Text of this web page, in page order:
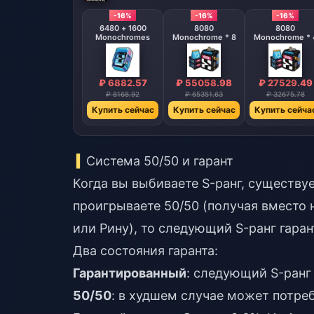
-16%
6480 + 1600
Monochromes
₽ 6882.57
₽ 8168.92
Купить сейчас
-16%
8080
Monochrome * 8
₽ 55058.98
₽ 65351.63
Купить сейчас
-16%
8080
Monochrome *
₽ 27529.49
₽ 32675.78
Купить
Система 50/50 и гарант
Когда вы выбиваете S-ранг,
проигрываете 50/50 (получая вместо
или Рину), то следующий S-ранг
Два состояния гаранта:
Гарантированный: следующий S-ранг
50/50: в худшем случае может